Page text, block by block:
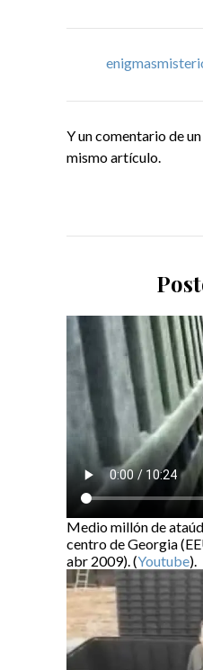
Y un comentario de
mismo artículo.
Medio millón de
centro de Georgia
abr 2009). (Youtube).